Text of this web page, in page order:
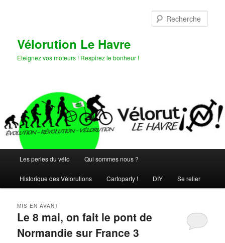
Vélorution Le Havre
Eteignez vos moteurs ! Respirez le bonheur !
principal
Les perles du vélo Qui sommes nous ?
Historique des Vélorutions Cartoparty ! DIY Se relier
Le 8 mai, on fait le pont de
Normandie sur France 3
MIS EN AVANT